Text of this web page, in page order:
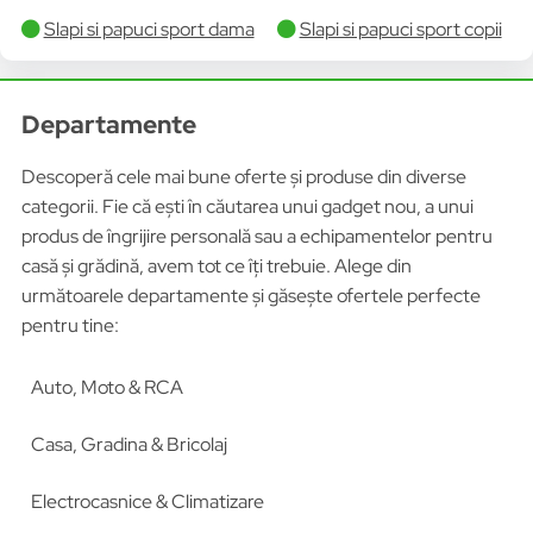
Slapi si papuci sport dama
Slapi si papuci sport copii
Departamente
Descoperă cele mai bune oferte și produse din diverse
categorii. Fie că ești în căutarea unui gadget nou, a unui
produs de îngrijire personală sau a echipamentelor pentru
casă și grădină, avem tot ce îți trebuie. Alege din
următoarele departamente și găsește ofertele perfecte
pentru tine:
Auto, Moto & RCA
Casa, Gradina & Bricolaj
Electrocasnice & Climatizare